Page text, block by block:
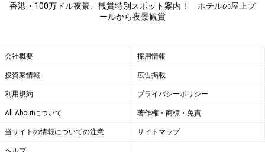
香港・100万ドル夜景、観賞特別スポット案内！ ホテルの屋上プ
ールから夜景観賞
会社概要 採用情報
投資家情報 広告掲載
利用規約 プライバシーポリシー
All Aboutについて 著作権・商標・免責
当サイトの情報についての注意 サイトマップ